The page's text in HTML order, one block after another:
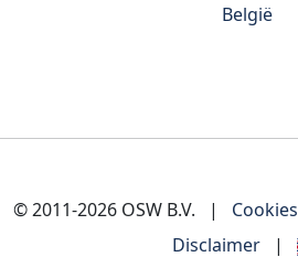
België
© 2011-2026 OSW B.V. | Cookies
Disclaimer
|